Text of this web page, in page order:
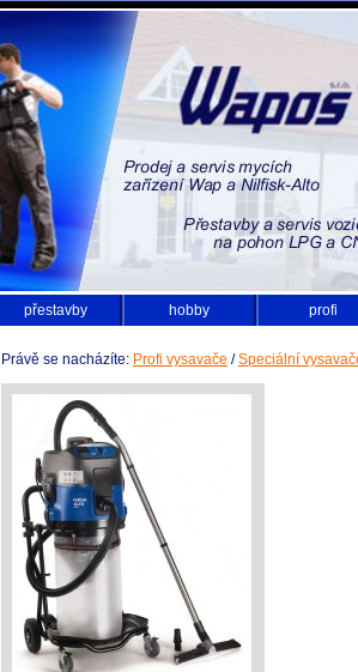
přestavby hobby profi
Právě se nacházíte: Profi vysavače /Speciální